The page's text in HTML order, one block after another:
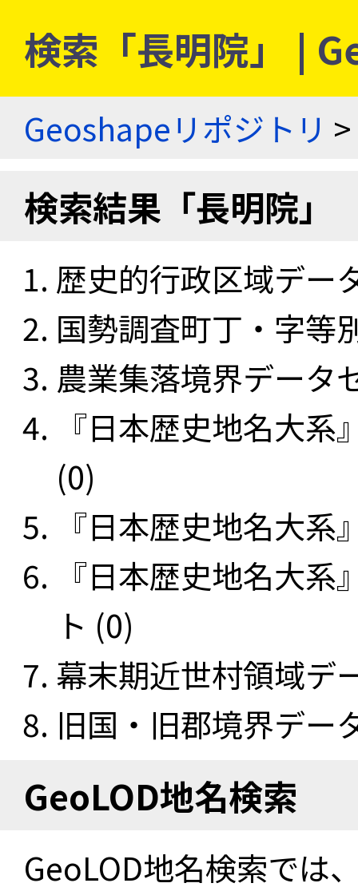
検索「長明院」 |
Geoshapeリポジトリ >
検索結果「長明院」
歴史的行政区域デー
国勢調査町丁・字等
農業集落境界データ
『日本歴史地名大
(0)
『日本歴史地名大
『日本歴史地名大
ト (0)
幕末期近世村領域デ
旧国・旧郡境界デー
GeoLOD地名検索
GeoLOD地名検索では